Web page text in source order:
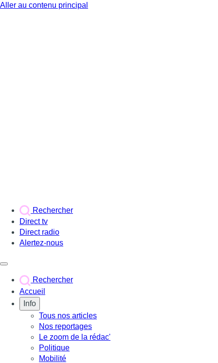
Aller au contenu principal
Rechercher
Direct tv
Direct radio
Alertez-nous
Rechercher
Accueil
Info
Tous nos articles
Nos reportages
Le zoom de la rédac'
Politique
Mobilité